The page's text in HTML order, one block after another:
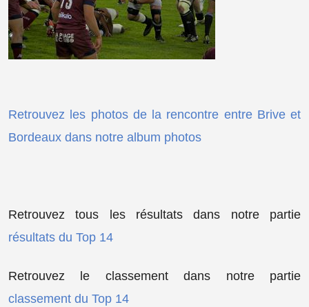
Retrouvez les photos de la rencontre entre Brive et
Bordeaux dans notre album photos
Retrouvez tous les résultats dans notre partie
résultats du Top 14
Retrouvez le classement dans notre partie
classement du Top 14